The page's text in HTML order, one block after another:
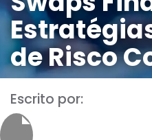
Navegação
Sobre nós
Para empresas
de Risco
Escrito por: